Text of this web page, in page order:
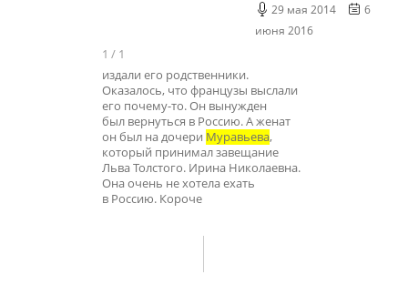
29 мая 2014
6
июня 2016
1 / 1
издали его родственники.
Оказалось, что французы выслали
его почему-то. Он вынужден
был вернуться в Россию. А женат
он был на дочери Муравьева,
который принимал завещание
Льва Толстого. Ирина Николаевна.
Она очень не хотела ехать
в Россию. Короче